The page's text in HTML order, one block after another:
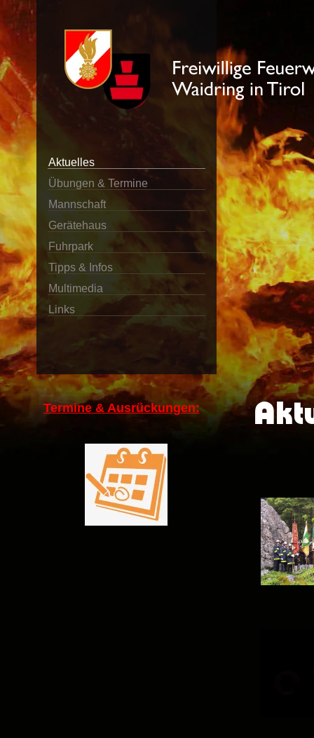
Aktuelles
Übungen & Termine
Mannschaft
Gerätehaus
Fuhrpark
Tipps & Infos
Multimedia
Links
Termine & Ausrückungen: